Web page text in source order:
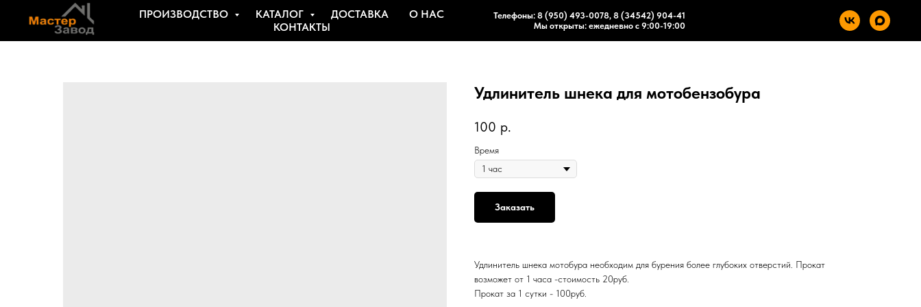
ПРОИЗВОДСТВО КАТАЛОГ ДОСТАВКА
О НАС
КОНТАКТЫ
Телефоны: 8 (950) 493-0078, 8 (34542) 904-41
Мы открыты: ежедневно с 9:00-19:00
Удлинитель шнека для мотобензобура
100 р.
Время
Заказать
Удлинитель шнека мотобура необходим для бурения более глубоких отверстий. Прокат
возможет от 1 часа -стоимость 20руб.
Прокат за 1 сутки - 100руб.